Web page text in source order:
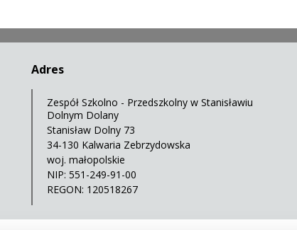
Adres
Zespół Szkolno - Przedszkolny w Stanisławiu
Dolnym Dolany
Stanisław Dolny 73
34-130 Kalwaria Zebrzydowska
woj. małopolskie
NIP: 551-249-91-00
REGON: 120518267